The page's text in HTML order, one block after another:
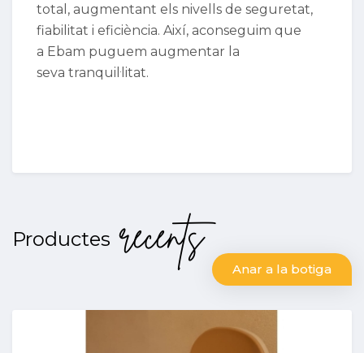
total, augmentant els nivells de seguretat,
fiabilitat i eficiència. Així, aconseguim que
a Ebam puguem augmentar la
seva tranquil·litat.
Productes recents
Anar a la botiga